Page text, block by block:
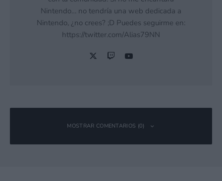
Nintendo… no tendría una web dedicada a
Nintendo, ¿no crees? ;D Puedes seguirme en:
https://twitter.com/Alias79NN
MOSTRAR COMENTARIOS (0)